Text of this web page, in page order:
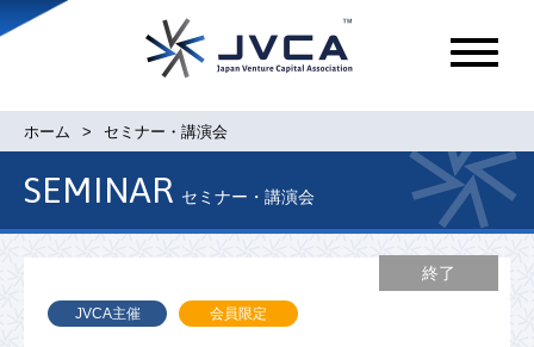
メ
ュ
ホーム セミナー・講演会
SEMINAR セミナー・講演会
JVCA主催
終了
会員限定